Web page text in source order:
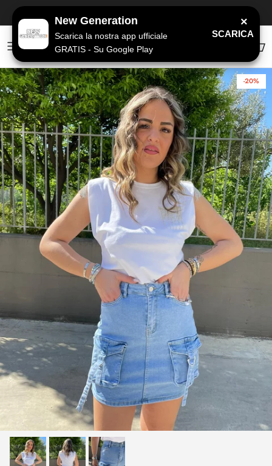
×
New Generation
Scarica la nostra app ufficiale
GRATIS - Su Google Play
SCARICA
Passa ai contenuti
Account
-20%